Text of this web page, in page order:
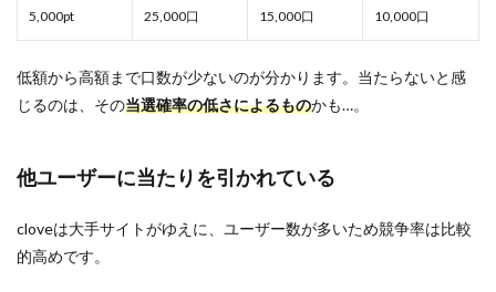
5,000pt 25,000口 15,000口 10,000口
低額から高額まで口数が少ないのが分かります。当たらないと感
じるのは、その当選確率の低さによるものかも…。
他ユーザーに当たりを引かれている
cloveは大手サイトがゆえに、ユーザー数が多いため競争率は比較
的高めです。